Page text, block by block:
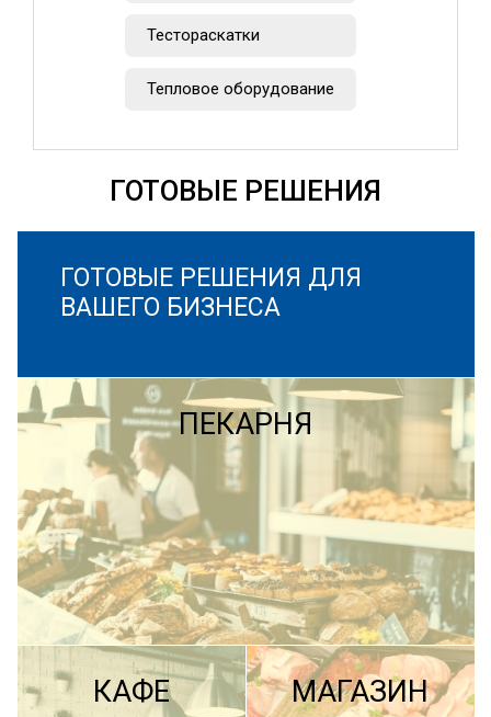
Тестораскатки
Тепловое оборудование
ГОТОВЫЕ РЕШЕНИЯ
ГОТОВЫЕ РЕШЕНИЯ ДЛЯ
ВАШЕГО БИЗНЕСА
ПЕКАРНЯ
КАФЕ МАГАЗИН